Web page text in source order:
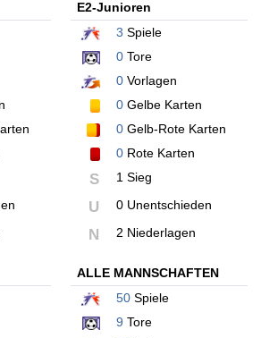
E2-Junioren
3 Spiele
0Tore
0Vorlagen
0Gelbe Karten
0Gelb-Rote Karten
0Rote Karten
S 1 Sieg
U 0 Unentschieden
N 2 Niederlagen
ALLE MANNSCHAFTEN
50Spiele
9 Tore